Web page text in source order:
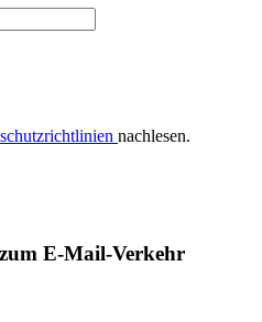
nachlesen.
E-Mail-Verkehr